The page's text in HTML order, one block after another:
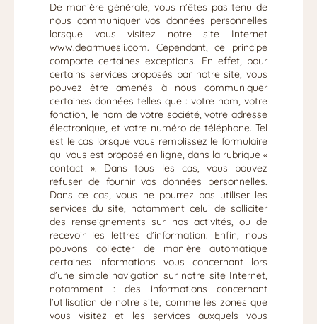
De manière générale, vous n’êtes pas tenu de
nous communiquer vos données personnelles
lorsque vous visitez notre site Internet
www.dearmuesli.com. Cependant, ce principe
comporte certaines exceptions. En effet, pour
certains services proposés par notre site, vous
pouvez être amenés à nous communiquer
certaines données telles que : votre nom, votre
fonction, le nom de votre société, votre adresse
électronique, et votre numéro de téléphone. Tel
est le cas lorsque vous remplissez le formulaire
qui vous est proposé en ligne, dans la rubrique «
contact ». Dans tous les cas, vous pouvez
refuser de fournir vos données personnelles.
Dans ce cas, vous ne pourrez pas utiliser les
services du site, notamment celui de solliciter
des renseignements sur nos activités, ou de
recevoir les lettres d’information. Enfin, nous
pouvons collecter de manière automatique
certaines informations vous concernant lors
d’une simple navigation sur notre site Internet,
notamment : des informations concernant
l’utilisation de notre site, comme les zones que
vous visitez et les services auxquels vous